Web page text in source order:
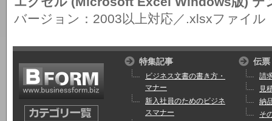
バージョン：2003以上対応／.xlsxファイル
特集記事
ビジネス文書の書き方・
マナー
新入社員のためのビジネ
スマナー
伝票
請
見
納
そ